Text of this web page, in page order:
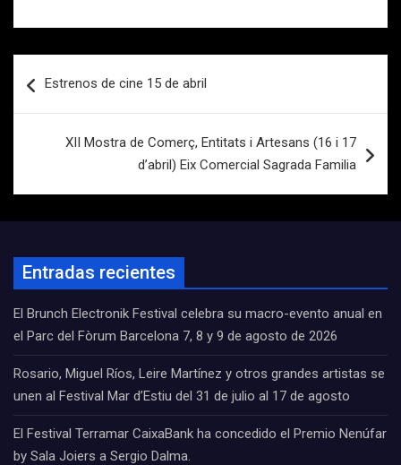
de
Estrenos de cine 15 de abril
XII Mostra de Comerç, Entitats i Artesans (16 i 17
d’abril) Eix Comercial Sagrada Familia
Entradas recientes
El Brunch Electronik Festival celebra su macro-evento anual en
el Parc del Fòrum Barcelona 7, 8 y 9 de agosto de 2026
Rosario, Miguel Ríos, Leire Martínez y otros grandes artistas se
unen al Festival Mar d’Estiu del 31 de julio al 17 de agosto
El Festival Terramar CaixaBank ha concedido el Premio Nenúfar
by Sala Joiers a Sergio Dalma.